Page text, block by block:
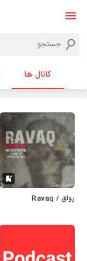
کانال ها
رواق / Ravaq